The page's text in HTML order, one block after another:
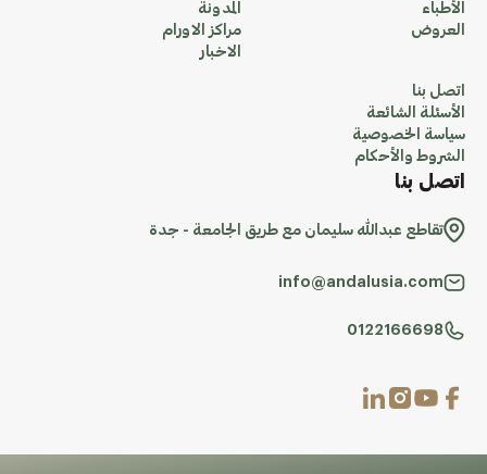
الأطباء
العروض
المدونة
مراكز الاورام
الاخبار
اتصل بنا
الأسئلة الشائعة
سياسة الخصوصية
الشروط والأحكام
اتصل بنا
تقاطع عبدالله سليمان مع طريق الجامعة - جدة
info@andalusia.com
0122166698